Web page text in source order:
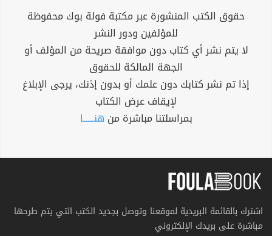
حقوق الكتب المنشورة عبر مكتبة فولة بوك محفوظة
للمؤلفين ودور النشر
لا يتم نشر أي كتاب دون موافقة صريحة من المؤلف أو
الجهة المالكة للحقوق
إذا تم نشر كتابك دون علمك أو بدون إذنك، يرجى الإبلاغ
لإيقاف عرض الكتاب
بمراسلتنا مباشرة من هنــــــا
اشترك بالقائمة البريدية لموقعنا وتوصل بجديد الكتب التي يتم طرحها
مباشرة على بريدك الإلكتروني